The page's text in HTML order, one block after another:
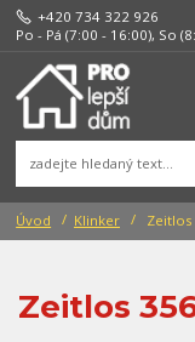
+420 734 322 926
Po - Pá (7:00 - 16:00), So
Úvod Klinker
Zeitlos